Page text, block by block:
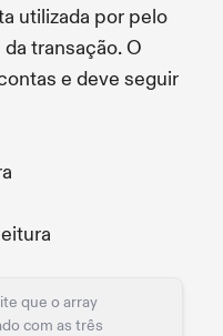
utilizada por pelo
transação. O
e deve seguir
que o array
com as três